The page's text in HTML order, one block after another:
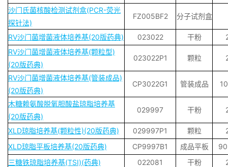
沙门氏菌核酸检测试剂盒(PCR-荧光
探针法)
FZ005BF2 分子试剂盒
RV沙门菌增菌液体培养基(20版药典) 023022 干粉
RV沙门菌增菌液体培养基(颗粒型)
(20版药典)
023022P1 颗粒
RV沙门菌增菌液体培养基(管装成品)
(20版药典)
CP3022G1 管装成品
木糖赖氨酸脱氧胆酸盐琼脂培养基
(20版药典)
029997 干粉
XLD琼脂培养基(颗粒性)(20版药典) 029997P1 颗粒
XLD琼脂平板培养基(20版药典)
CP9997B1 成品平板
三糖铁琼脂培养基(TSI)(药典)
022081 干粉